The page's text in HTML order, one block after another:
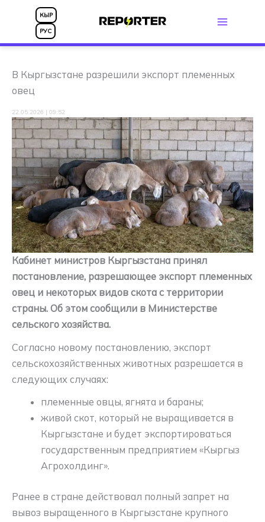
Перейти
содержимому
КЫР
РУС
В Кыргызстане разрешили экспорт племенных
овец
22.05.2026 | 09:52
Кабинет министров Кыргызстана принял
постановление, разрешающее экспорт племенных
овец и некоторых видов скота с территории
страны. Об этом сообщили в Министерстве
сельского хозяйства.
Согласно новому постановлению, экспорт
сельскохозяйственных животных разрешается в
следующих случаях:
племенные овцы, ягнята и бараны;
живой скот, который не выращивается в
Кыргызстане и будет экспортироваться
государственным предприятием «Кыргыз
Агрохолдинг».
Ранее в стране действовал полный запрет на
вывоз выращенного в Кыргызстане крупного